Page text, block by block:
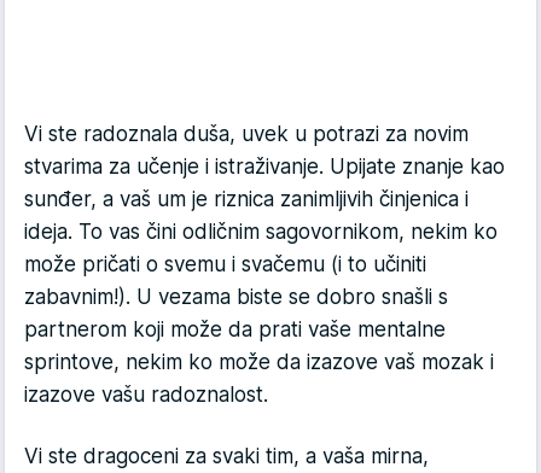
Vi ste radoznala duša, uvek u potrazi za novim
stvarima za učenje i istraživanje. Upijate znanje kao
sunđer, a vaš um je riznica zanimljivih činjenica i
ideja. To vas čini odličnim sagovornikom, nekim ko
može pričati o svemu i svačemu (i to učiniti
zabavnim!). U vezama biste se dobro snašli s
partnerom koji može da prati vaše mentalne
sprintove, nekim ko može da izazove vaš mozak i
izazove vašu radoznalost.
Vi ste dragoceni za svaki tim, a vaša mirna,